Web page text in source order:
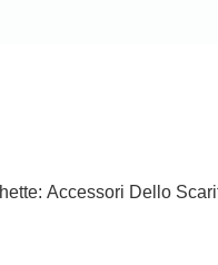
Accessori Dello